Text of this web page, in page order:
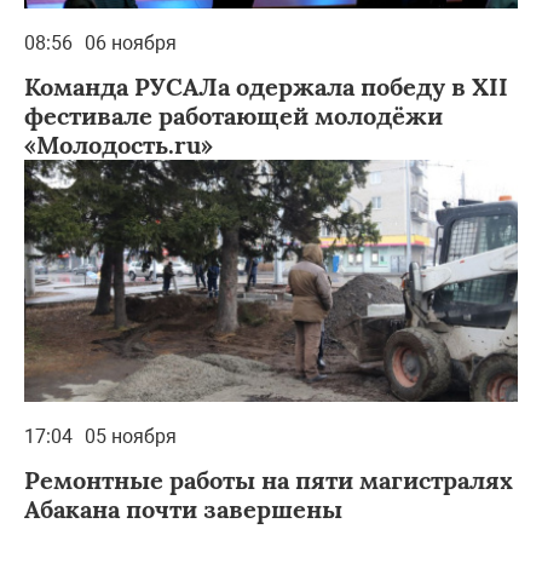
08:56 06 ноября
Команда РУСАЛа одержала победу в XII
фестивале работающей молодёжи
«Молодость.ru»
17:04 05 ноября
Ремонтные работы на пяти магистралях
Абакана почти завершены